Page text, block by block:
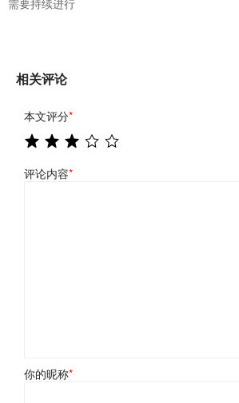
相关评论
本文评分*
评论内容*
你的昵称*